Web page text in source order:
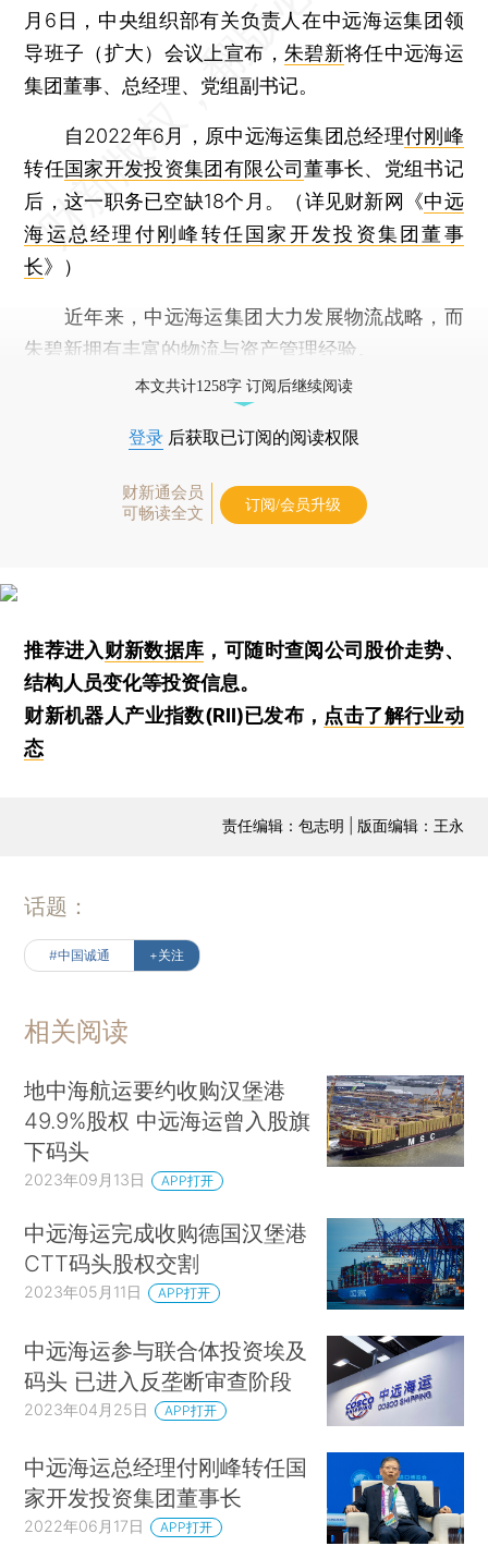
月6日，中央组织部有关负责人在中远海运集团领
导班子（扩大）会议上宣布， 朱碧新将任中远海运
集团董事、总经理、党组副书记。
自2022年6月，原中远海运集团总经理付刚峰
转任国家开发投资集团有限公司董事长、党组书记
后，这一职务已空缺18个月。（详见财新网《中远
海运总经理付刚峰转任国家开发投资集团董事
长》）
近年来，中远海运集团大力发展物流战略，而
朱碧新拥有丰富的物流与资产管理经验。
本文共计1258字 订阅后继续阅读
登录 后获取已订阅的阅读权限
财新通会员
可畅读全文
订阅/会员升级
推荐进入财新数据库 ，可随时查阅公司股价走势、
结构人员变化等投资信息。
财新机器人产业指数(RII)已发布， 点击了解行业动
态
责任编辑：包志明 | 版面编辑：王永
话题：
#中国诚通 +关注
相关阅读
地中海航运要约收购汉堡港
49.9%股权 中远海运曾入股旗
下码头
2023年09月13日 APP打开
中远海运完成收购德国汉堡港
CTT码头股权交割
2023年05月11日 APP打开
中远海运参与联合体投资埃及
码头 已进入反垄断审查阶段
2023年04月25日 APP打开
中远海运总经理付刚峰转任国
家开发投资集团董事长
2022年06月17日 APP打开